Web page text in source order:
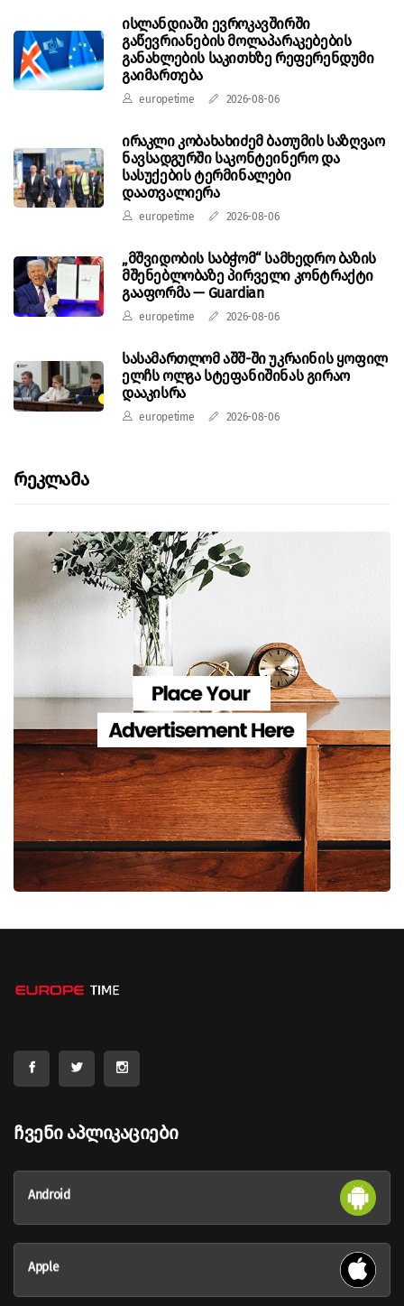
ისლანდიაში ევროკავშირში
გაწევრიანების მოლაპარაკებების
განახლების საკითხზე რეფერენდუმი
გაიმართება
europetime 2026-08-06
ირაკლი კობახახიძემ ბათუმის საზღვაო
ნავსადგურში საკონტეინერო და
სასუქების ტერმინალები
დაათვალიერა
europetime 2026-08-06
„მშვიდობის საბჭომ“ სამხედრო ბაზის
მშენებლობაზე პირველი კონტრაქტი
გააფორმა — Guardian
europetime 2026-08-06
სასამართლომ აშშ-ში უკრაინის ყოფილ
ელჩს ოლგა სტეფანიშინას გირაო
დააკისრა
europetime 2026-08-06
Რეკლამა
Ჩვენი Აპლიკაციები
Android
Apple